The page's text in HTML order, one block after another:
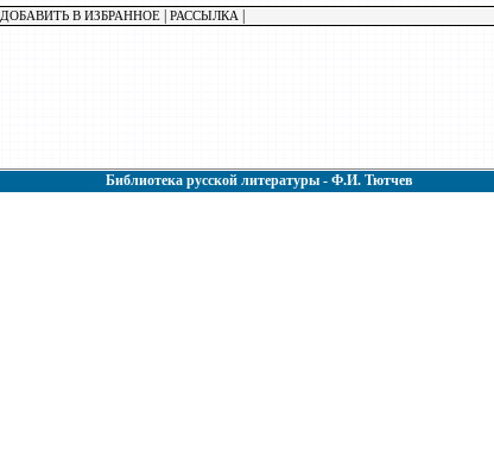
ДОБАВИТЬ В ИЗБРАННОЕ РАССЫЛКА
Библиотека русской литературы - Ф.И. Тютчев